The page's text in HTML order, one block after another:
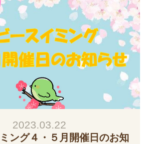
2023.03.22
ング４・５月開催日のお知